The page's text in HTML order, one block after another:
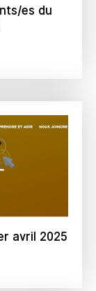
es du
avril 2025